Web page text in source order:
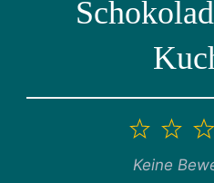
2
1
Stern
Keine